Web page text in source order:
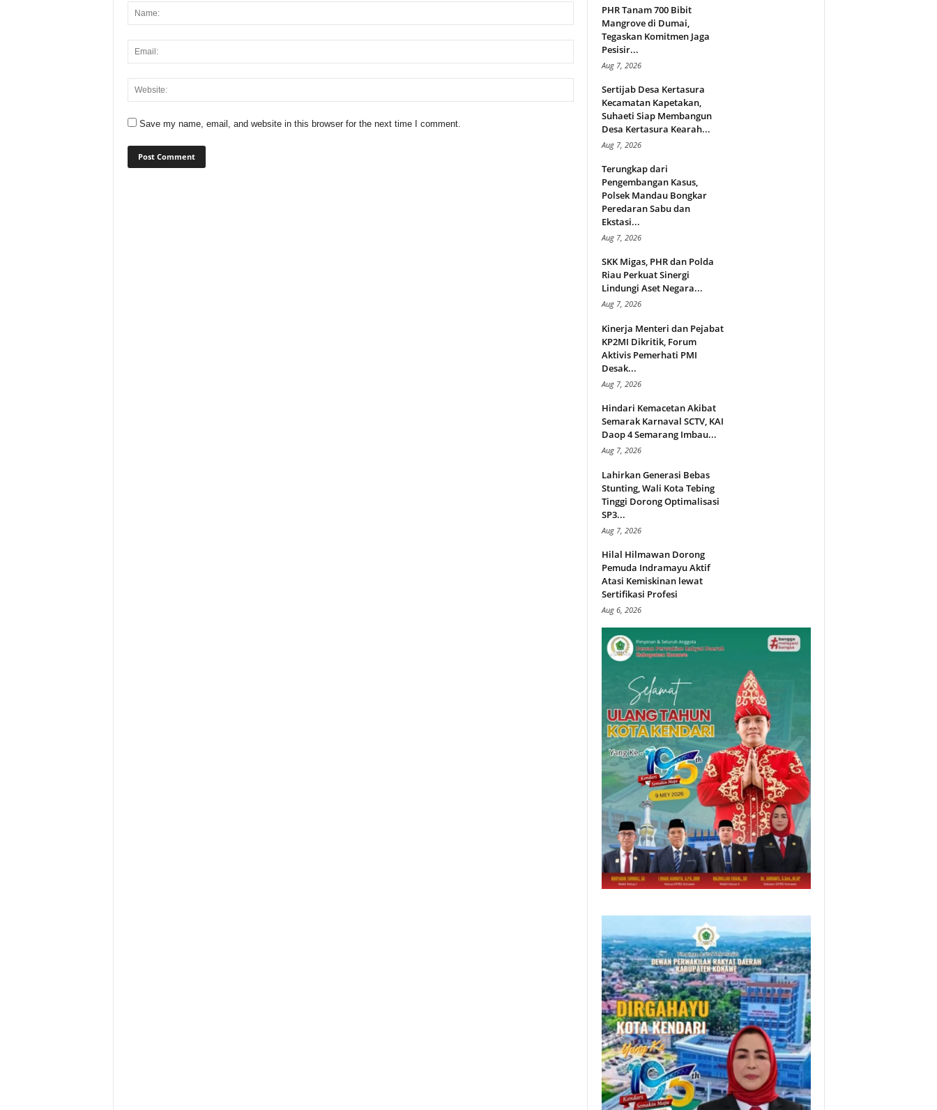
Save my name, email, and website in this browser for the next time I comment.
PHR Tanam 700 Bibit
Mangrove di Dumai,
Tegaskan Komitmen Jaga
Pesisir...
Aug 7, 2026
Sertijab Desa Kertasura
Kecamatan Kapetakan,
Suhaeti Siap Membangun
Desa Kertasura Kearah...
Aug 7, 2026
Terungkap dari
Pengembangan Kasus,
Polsek Mandau Bongkar
Peredaran Sabu dan
Ekstasi...
Aug 7, 2026
SKK Migas, PHR dan Polda
Riau Perkuat Sinergi
Lindungi Aset Negara...
Aug 7, 2026
Kinerja Menteri dan Pejabat
KP2MI Dikritik, Forum
Aktivis Pemerhati PMI
Desak...
Aug 7, 2026
Hindari Kemacetan Akibat
Semarak Karnaval SCTV, KAI
Daop 4 Semarang Imbau...
Aug 7, 2026
Lahirkan Generasi Bebas
Stunting, Wali Kota Tebing
Tinggi Dorong Optimalisasi
SP3...
Aug 7, 2026
Hilal Hilmawan Dorong
Pemuda Indramayu Aktif
Atasi Kemiskinan lewat
Sertifikasi Profesi
Aug 6, 2026